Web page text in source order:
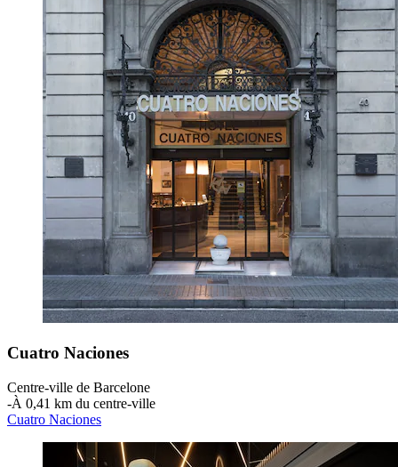
Cuatro Naciones
Centre-ville de Barcelone
‐À 0,41 km du centre-ville
Cuatro Naciones